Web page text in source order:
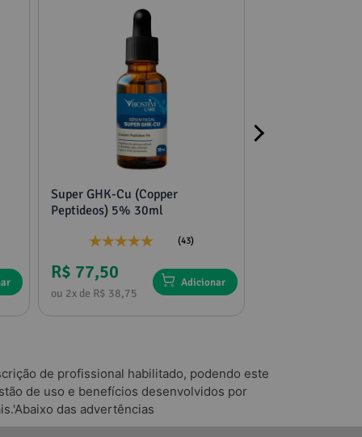
Super GHK-Cu (Copper
Peptideos) 5% 30ml
(43)
R$ 77,50
ou 2x de R$ 38,75
Adicionar
de profissional habilitado, podendo este
de uso e benefícios desenvolvidos por
das advertências